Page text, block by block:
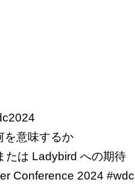
を意味するか
たは Ladybird への期待
Conference 2024